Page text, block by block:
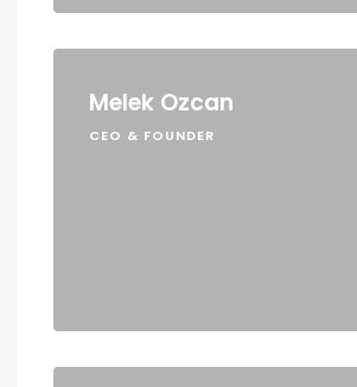
Melek Ozcan
CEO & FOUNDER